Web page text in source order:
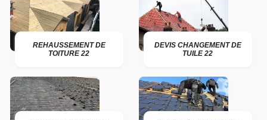
REHAUSSEMENT DE
TOITURE 22
DEVIS CHANGEMENT DE
TUILE 22